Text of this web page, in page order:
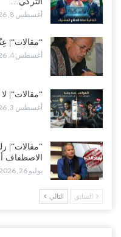
أغسطس 8, 2026
“مقالات“|
أغسطس 4, 2026
“مقالات“|
أغسطس 3, 2026
“مقالات“|
الاصطفاف
يوليو 26, 2026
السابق التالي